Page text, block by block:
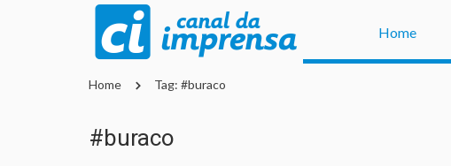
Home
Home Tag: #buraco
#buraco